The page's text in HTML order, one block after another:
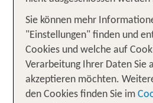
Antreten kannst du in den
Lauf, Halbmarathon (ca. 21
Marathon (ca. 42
die historische Altstadt
traumhafte Kulisse. Tickets
Hotels und Pauschalreisen
Sie können mehr
"Einstellungen" finden und
Cookies und welche auf
Verarbeitung Ihrer Daten Sie
akzeptieren möchten.
den Cookies finden Sie im